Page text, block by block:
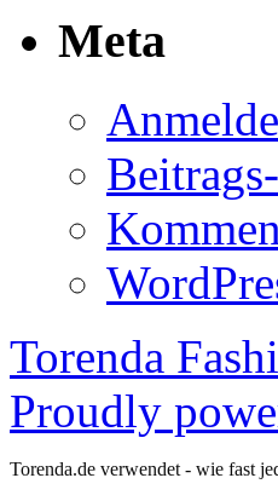
Meta
Torenda
Proudly
Torenda.de verwendet - wie fast